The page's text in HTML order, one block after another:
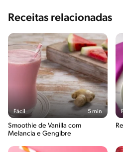
Receitas relacionadas
Fácil 5 min
Smoothie de Vanilla com
Melancia e Gengibre